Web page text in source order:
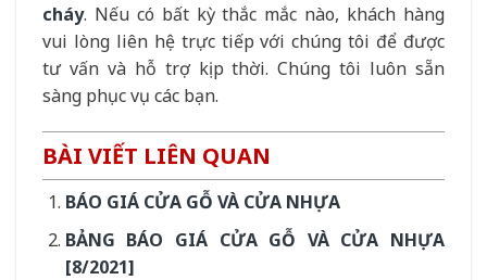
cháy. Nếu có bất kỳ thắc mắc nào, khách hàng
vui lòng liên hệ trực tiếp với chúng tôi để được
tư vấn và hỗ trợ kịp thời. Chúng tôi luôn sẵn
sàng phục vụ các bạn.
BÀI VIẾT LIÊN QUAN
BÁO GIÁ CỬA GỖ VÀ CỬA NHỰA
BẢNG BÁO GIÁ CỬA GỖ VÀ CỬA NHỰA
[8/2021]